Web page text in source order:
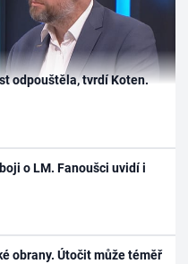
odpouštěla, tvrdí Koten.
o LM. Fanoušci uvidí i
obrany. Útočit může téměř